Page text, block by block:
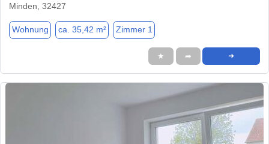
Minden, 32427
Wohnung ca. 35,42 m² Zimmer 1
★ ➦ ➜